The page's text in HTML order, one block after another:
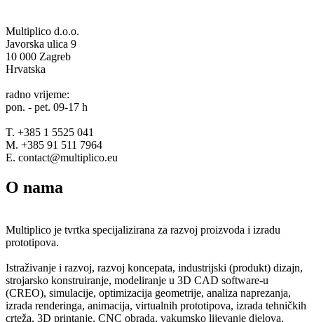
Multiplico d.o.o.
Javorska ulica 9
10 000 Zagreb
Hrvatska
radno vrijeme:
pon. - pet. 09-17 h
T. +385 1 5525 041
M. +385 91 511 7964
E. contact@multiplico.eu
O nama
Multiplico je tvrtka specijalizirana za razvoj proizvoda i izradu
prototipova.
Istraživanje i razvoj, razvoj koncepata, industrijski (produkt) dizajn,
strojarsko konstruiranje, modeliranje u 3D CAD software-u
(CREO), simulacije, optimizacija geometrije, analiza naprezanja,
izrada renderinga, animacija, virtualnih prototipova, izrada tehničkih
crteža, 3D printanje, CNC obrada, vakumsko lijevanje djelova,